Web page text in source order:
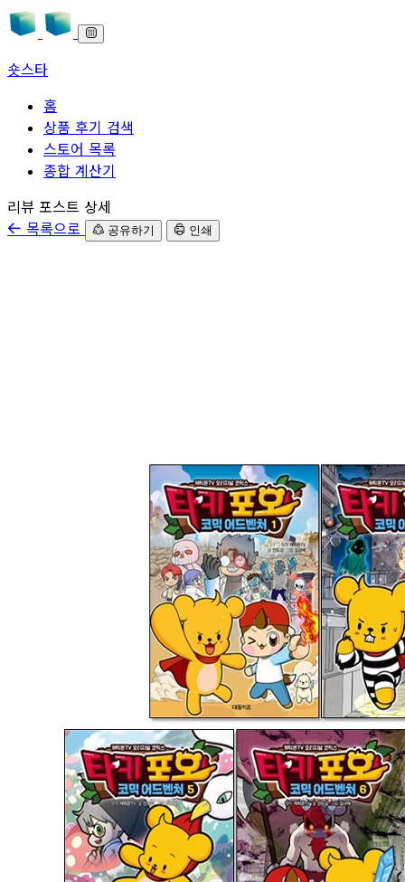
숏스타
홈
상품 후기 검색
스토어 목록
종합 계산기
본문으로 바로가기
리뷰 포스트 상세
목록으로
공유하기 인쇄